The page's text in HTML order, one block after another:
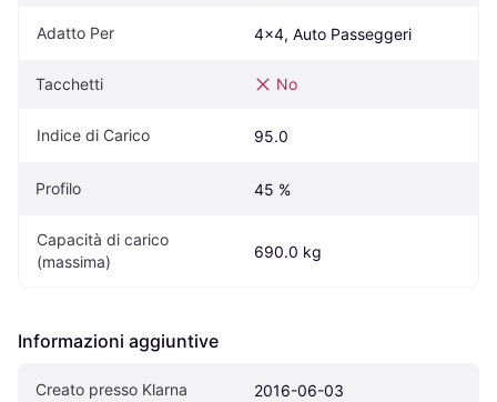
Adatto Per 4x4, Auto Passeggeri
Tacchetti No
Indice di Carico 95.0
Profilo 45 %
Capacità di carico
(massima)
690.0 kg
Informazioni aggiuntive
Creato presso Klarna 2016-06-03